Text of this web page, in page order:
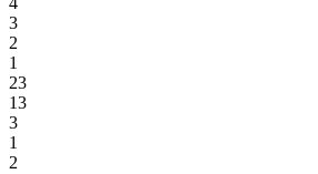
3
2
1
23
13
3
1
2